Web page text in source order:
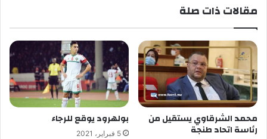
مقالات ذات صلة
محمد الشرقاوي يستقيل من
رئاسة اتحاد طنجة
بولهرود يوقع للرجاء
5 فبراير، 2021